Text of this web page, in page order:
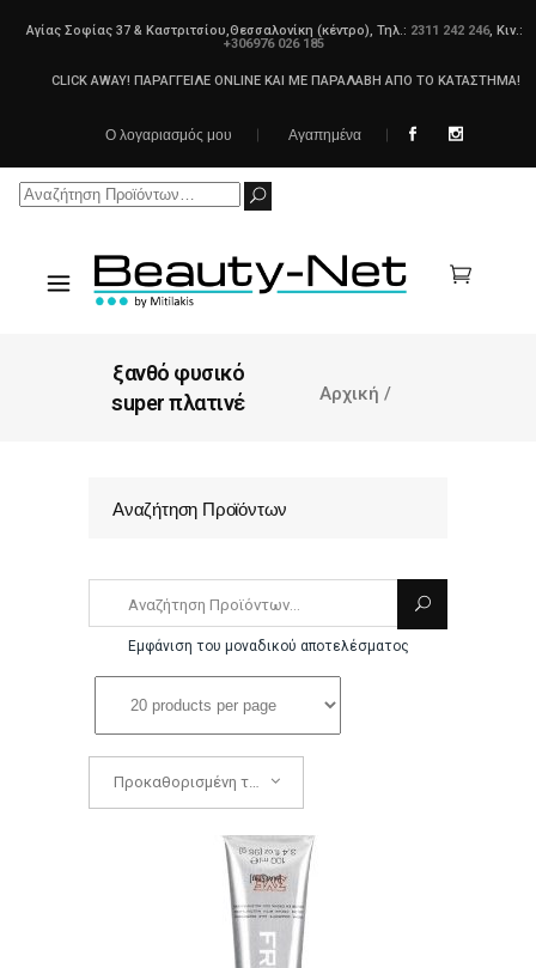
Αγίας Σοφίας 37 & Καστριτσίου,Θεσσαλονίκη (κέντρο), Τηλ.: 2311 242 246, Κιν.:
+306976 026 185
CLICK AWAY! ΠΑΡΑΓΓΕΙΛΕ ONLINE ΚΑΙ ΜΕ ΠΑΡΑΛΑΒΗ ΑΠΟ ΤΟ ΚΑΤΑΣΤΗΜΑ!
Ο λογαριασμός μου Αγαπημένα
Search
ξανθό φυσικό
super πλατινέ
Αρχική /
Αναζήτηση Προϊόντων
Εμφάνιση του μοναδικού αποτελέσματος
Προκαθορισμένη ταξινόμηση